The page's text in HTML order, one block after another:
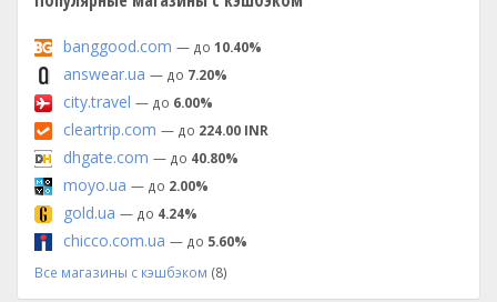
banggood.com — до 10.40%
answear.ua — до 7.20%
city.travel — до 6.00%
cleartrip.com — до 224.00 INR
dhgate.com — до 40.80%
moyo.ua — до 2.00%
gold.ua — до 4.24%
chicco.com.ua — до 5.60%
Все магазины с кэшбэком (8)